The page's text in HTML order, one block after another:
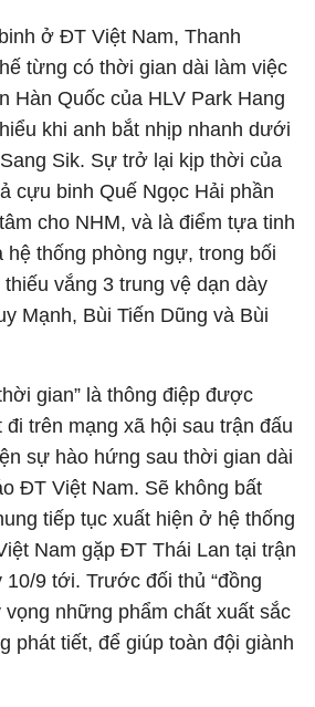
ở ĐT Việt Nam, Thanh
từng có thời gian dài làm việc
Hàn Quốc của HLV Park Hang
khi anh bắt nhịp nhanh dưới
Sik. Sự trở lại kịp thời của
cựu binh Quế Ngọc Hải phần
cho NHM, và là điểm tựa tinh
hệ thống phòng ngự, trong bối
vắng 3 trung vệ dạn dày
Mạnh, Bùi Tiến Dũng và Bùi
gian” là thông điệp được
trên mạng xã hội sau trận đấu
sự hào hứng sau thời gian dài
ĐT Việt Nam. Sẽ không bất
tiếp tục xuất hiện ở hệ thống
Nam gặp ĐT Thái Lan tại trận
9 tới. Trước đối thủ “đồng
vọng những phẩm chất xuất sắc
phát tiết, để giúp toàn đội giành